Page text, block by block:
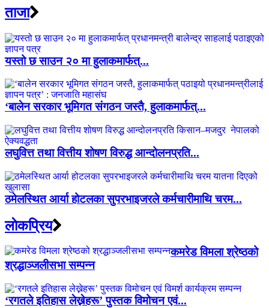
ताजा
यस्तो छ साउन २० मा हुलाकमार्फत्...
‘बालेन सरकार भूमिगत संगठन जस्तै, हुलाकमार्फत्...
लघुवित्त तथा वित्तीय शोषण विरुद्ध आन्दोलनप्रति...
ठमेलस्थित आर्या होटलका सुपरभाइजरले कर्मचारीमाथि चरम...
लाेकप्रिय
कमरेड विमला श्रेष्ठको
श्रद्धाञ्जलीसभा सम्पन्न
‘रगतले इतिहास लेख्नेहरू’ पुस्तक विमोचन एवं...